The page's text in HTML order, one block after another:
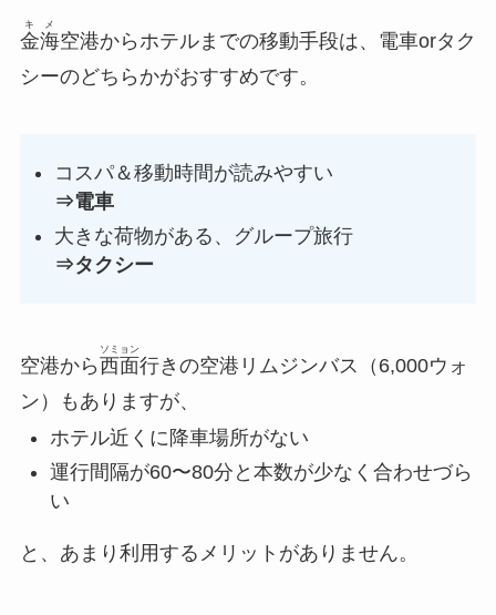
金海
キメ
空港からホテルまでの移動手段は、電車orタク
シーのどちらかがおすすめです。
コスパ＆移動時間が読みやすい
⇒電車
大きな荷物がある、グループ旅行
⇒タクシー
空港から西面
ソミョン
行きの空港リムジンバス（6,000ウォ
ン）もありますが、
ホテル近くに降車場所がない
運行間隔が60〜80分と本数が少なく合わせづら
い
と、あまり利用するメリットがありません。